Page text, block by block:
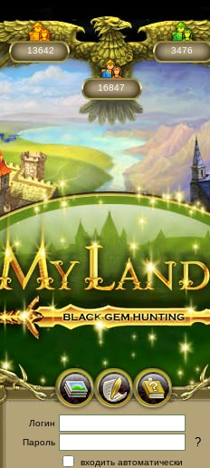
13642
16847
3476
Логин
Пароль
?
входить автоматически